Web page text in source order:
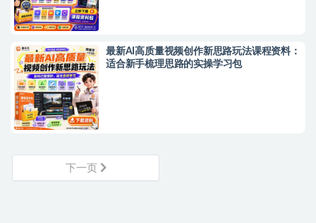
最新AI高质量视频创作新思路玩法课程资料：
适合新手梳理思路的实操学习包
下一页